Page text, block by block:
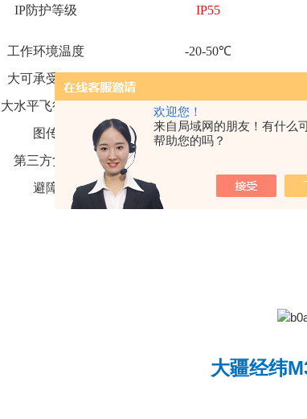
欢迎您！
来自局域网的朋友！有什么
帮助您的吗？
IP防护等级 IP55
工作环境温度 -20-50℃
大可承受风速
大水平飞行速度
23m/s
图传
2T4R， O3 行业版
第三方负载
负重≤230g，仅可挂在顶部
避障
六向双目视觉 + 红外 TOF
大疆经纬